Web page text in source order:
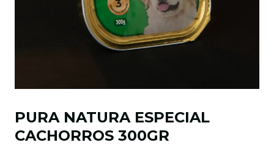
PURA NATURA ESPECIAL
CACHORROS 300GR